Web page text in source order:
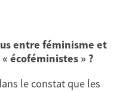
entre féminisme et
écoféministes » ?
le constat que les